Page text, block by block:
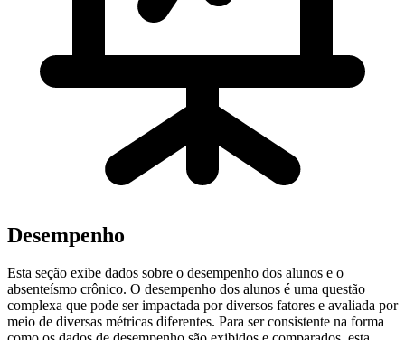
Desempenho
Esta seção exibe dados sobre o desempenho dos alunos e o
absenteísmo crônico. O desempenho dos alunos é uma questão
complexa que pode ser impactada por diversos fatores e avaliada por
meio de diversas métricas diferentes. Para ser consistente na forma